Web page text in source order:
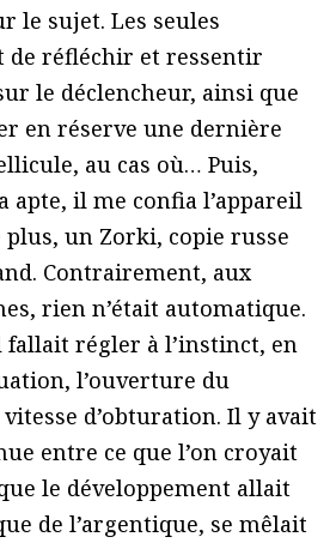
le sujet. Les seules
de réfléchir et ressentir
le déclencheur, ainsi que
en réserve une dernière
au cas où… Puis,
apte, il me confia l’appareil
plus, un Zorki, copie russe
Contrairement, aux
rien n’était automatique.
fallait régler à l’instinct, en
l’ouverture du
d’obturation. Il y avait
entre ce que l’on croyait
le développement allait
de l’argentique, se mêlait